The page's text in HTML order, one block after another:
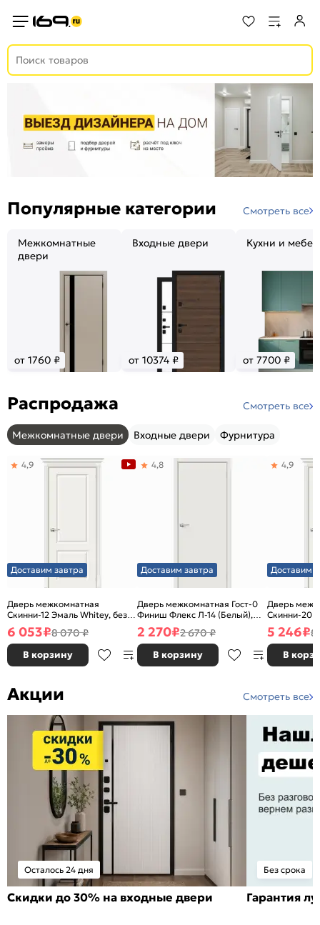
Популярные категории Смотреть все
Межкомнатные
двери
от 1760 ₽
Входные двери
от 10374 ₽
Кухни и
от 7700 ₽
Распродажа Смотреть все
Межкомнатные двери Входные двери Фурнитура
Доставим завтра
Дверь межкомнатная
Скинни-12 Эмаль Whitey, без
декора, глухая, без стекла,
без кромки, скиновая
4,9
6 053₽8 070 ₽
В корзину
Доставим завтра
Дверь межкомнатная Гост-0
Финиш Флекс Л-14 (Белый),
глухая, каркасно-щитовая
4,8
2 270₽2 670 ₽
В корзину
Доставим
Дверь
Скинни-20
декора,
без кромки,
4,9
5 246₽8
В
Акции Смотреть все
Осталось 24 дня
Скидки до 30% на входные двери
Без срока
Гарантия